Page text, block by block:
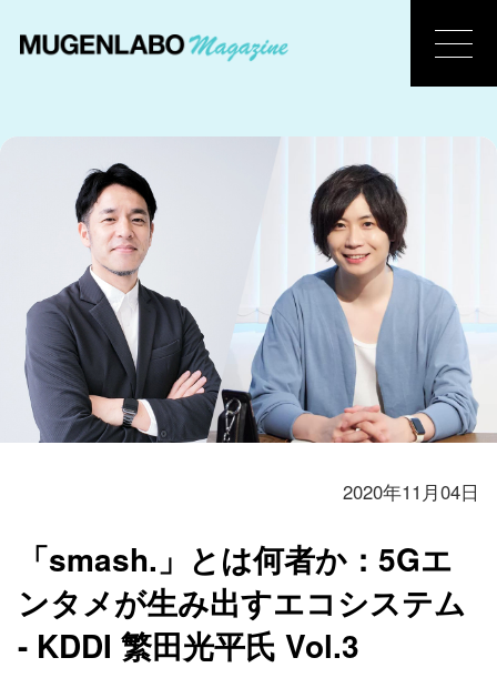
2020年11月04日
「smash.」とは何者か：5Gエ
ンタメが生み出すエコシステム
- KDDI 繁田光平氏 Vol.3